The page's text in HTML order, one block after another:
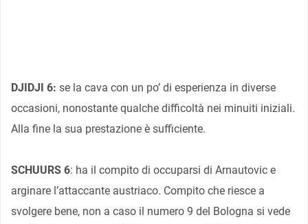
DJIDJI 6: se la cava con un po’ di esperienza in diverse
occasioni, nonostante qualche difficoltà nei minuiti iniziali.
Alla fine la sua prestazione è sufficiente.
SCHUURS 6: ha il compito di occuparsi di Arnautovic e
arginare l’attaccante austriaco. Compito che riesce a
svolgere bene, non a caso il numero 9 del Bologna si vede